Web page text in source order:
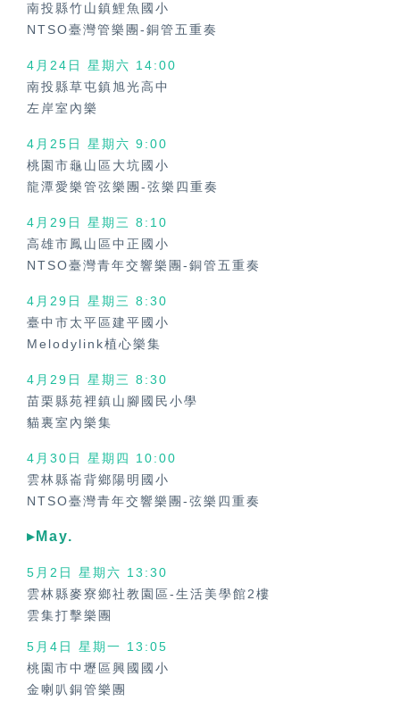
南投縣竹山鎮鯉魚國小
NTSO臺灣管樂團-銅管五重奏
4月24日 星期六 14:00
南投縣草屯鎮旭光高中
左岸室內樂
4月25日 星期六 9:00
桃園市龜山區大坑國小
龍潭愛樂管弦樂團-弦樂四重奏
4月29日 星期三 8:10
高雄市鳳山區中正國小
NTSO臺灣青年交響樂團-銅管五重奏
4月29日 星期三 8:30
臺中市太平區建平國小
Melodylink植心樂集
4月29日 星期三 8:30
苗栗縣苑裡鎮山腳國民小學
貓裏室內樂集
4月30日 星期四
10:00
雲林縣崙背鄉陽明國小
NTSO臺灣青年交響樂團-弦樂四重奏
▸May.
5月2日 星期六 13:30
雲林縣麥寮鄉社教園區-生活美學館2樓
雲集打擊樂團
5月4日 星期一 13:05
桃園市中壢區興國國小
金喇叭銅管樂團